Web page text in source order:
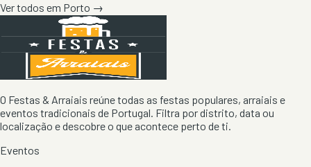
Ver todos em Porto →
O Festas & Arraiais reúne todas as festas populares, arraiais e
eventos tradicionais de Portugal. Filtra por distrito, data ou
localização e descobre o que acontece perto de ti.
Eventos